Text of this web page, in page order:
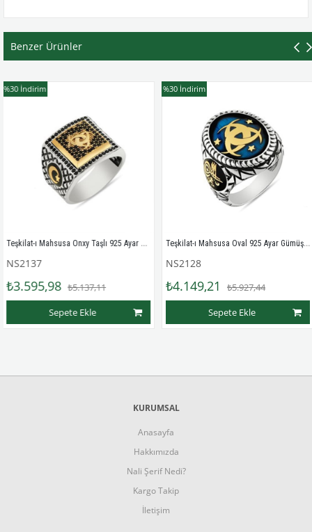
Benzer Ürünler
Teşkilat-ı Mahsusa Onxy Taşlı 925 Ayar Gümüş Erkek Yüzüğü
₺5.137,11
Sepete Ekle
Teşkilat-ı Mahsusa Oval 925 Ayar Gümüş Erkek Yüzük
NS2128
₺4.149,21
₺5.927,44
Sepete Ekle
İndirim
KURUMSAL
Anasayfa
Hakkımızda
Nali Şerif Nedi?
Kargo Takip
İletişim